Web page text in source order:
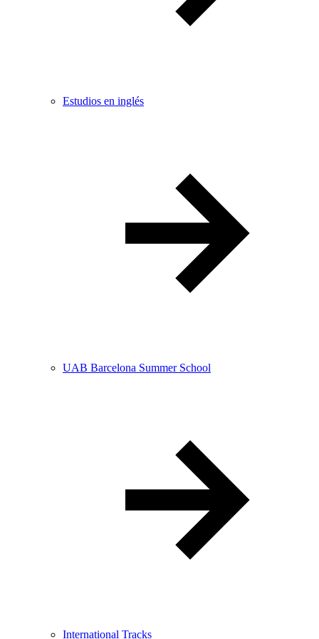
Estudios en inglés
UAB Barcelona Summer School
International Tracks